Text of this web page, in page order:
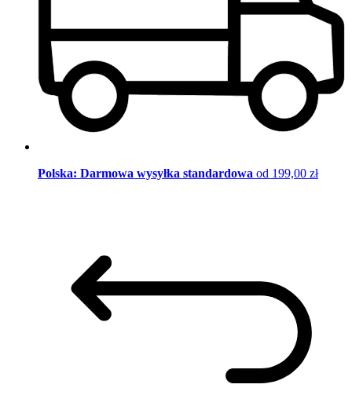
Polska: Darmowa wysyłka standardowa od 199,00 zł